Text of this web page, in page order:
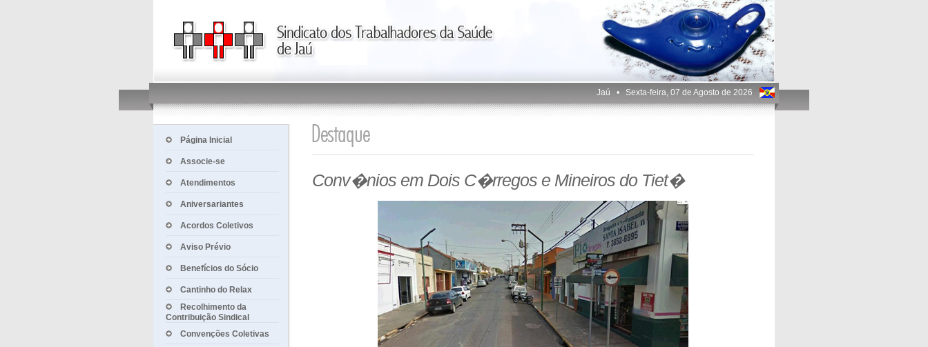
Jaú • Sexta-feira, 07 de Agosto de 2026
Página Inicial
Associe-se
Atendimentos
Aniversariantes
Acordos Coletivos
Aviso Prévio
Benefícios do Sócio
Cantinho do Relax
Recolhimento da
Contribuição Sindical
Convenções Coletivas
Conv�nios em Dois C�rregos e Mineiros do Tiet�